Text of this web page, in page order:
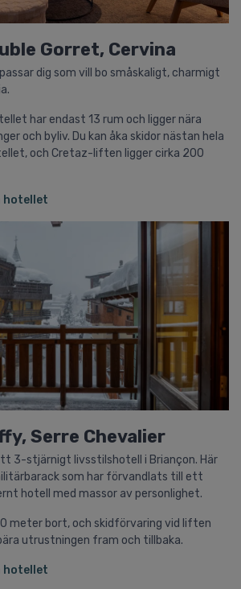
Gorret, Cervina
dig som vill bo småskaligt, charmigt
har endast 13 rum och ligger nära
och byliv. Du kan åka skidor nästan hela
och Cretaz-liften ligger cirka 200
hotellet
Serre Chevalier
3-stjärnigt livsstilshotell i Briançon. Här
som har förvandlats till ett
hotell med massor av personlighet.
meter bort, och skidförvaring vid liften
utrustningen fram och tillbaka.
hotellet